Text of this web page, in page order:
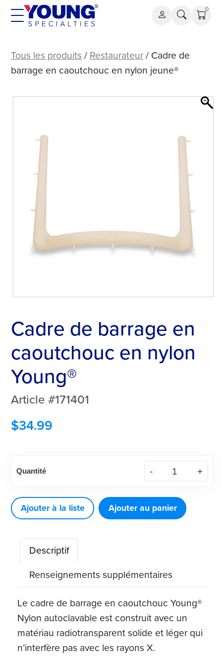
Aller
0
de
barrage
caoutchouc
Young®
Tous les produits / Restaurateur/ Cadre de
barrage en caoutchouc en nylon jeune®
Cadre de barrage en
caoutchouc en nylon
Young®
Article #171401
$34.99
de
de
barrage
en
caoutchouc
en
nylon
Young®
Quantité
Ajouter à la liste Ajouter au panier
Descriptif
Renseignements supplémentaires
Le cadre de barrage en caoutchouc Young®
Nylon autoclavable est construit avec un
matériau radiotransparent solide et léger qui
n’interfère pas avec les rayons X.